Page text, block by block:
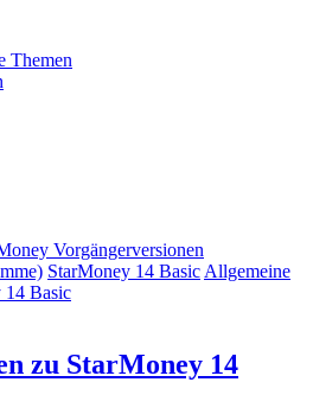
Themen
Vorgängerversionen
StarMoney 14 BasicAllgemeine
14 Basic
zu StarMoney 14